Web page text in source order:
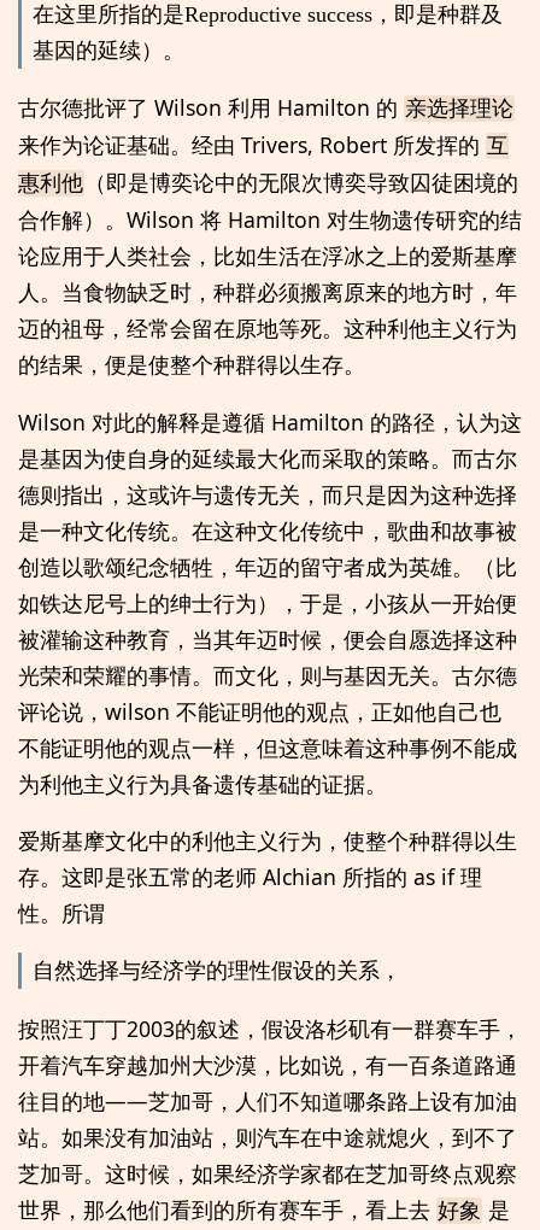
在这里所指的是Reproductive success，即是种群及
基因的延续）。
古尔德批评了 Wilson 利用 Hamilton 的 亲选择理论
来作为论证基础。经由 Trivers, Robert 所发挥的 互
惠利他 （即是博奕论中的无限次博奕导致囚徒困境的
合作解）。Wilson 将 Hamilton 对生物遗传研究的结
论应用于人类社会，比如生活在浮冰之上的爱斯基摩
人。当食物缺乏时，种群必须搬离原来的地方时，年
迈的祖母，经常会留在原地等死。这种利他主义行为
的结果，便是使整个种群得以生存。
Wilson 对此的解释是遵循 Hamilton 的路径，认为这
是基因为使自身的延续最大化而采取的策略。而古尔
德则指出，这或许与遗传无关，而只是因为这种选择
是一种文化传统。在这种文化传统中，歌曲和故事被
创造以歌颂纪念牺牲，年迈的留守者成为英雄。（比
如铁达尼号上的绅士行为），于是，小孩从一开始便
被灌输这种教育，当其年迈时候，便会自愿选择这种
光荣和荣耀的事情。而文化，则与基因无关。古尔德
评论说，wilson 不能证明他的观点，正如他自己也
不能证明他的观点一样，但这意味着这种事例不能成
为利他主义行为具备遗传基础的证据。
爱斯基摩文化中的利他主义行为，使整个种群得以生
存。这即是张五常的老师 Alchian 所指的 as if 理
性。所谓
自然选择与经济学的理性假设的关系，
按照汪丁丁2003的叙述，假设洛杉矶有一群赛车手，
开着汽车穿越加州大沙漠，比如说，有一百条道路通
往目的地——芝加哥，人们不知道哪条路上设有加油
站。如果没有加油站，则汽车在中途就熄火，到不了
芝加哥。这时候，如果经济学家都在芝加哥终点观察
世界，那么他们看到的所有赛车手，看上去 好象 是